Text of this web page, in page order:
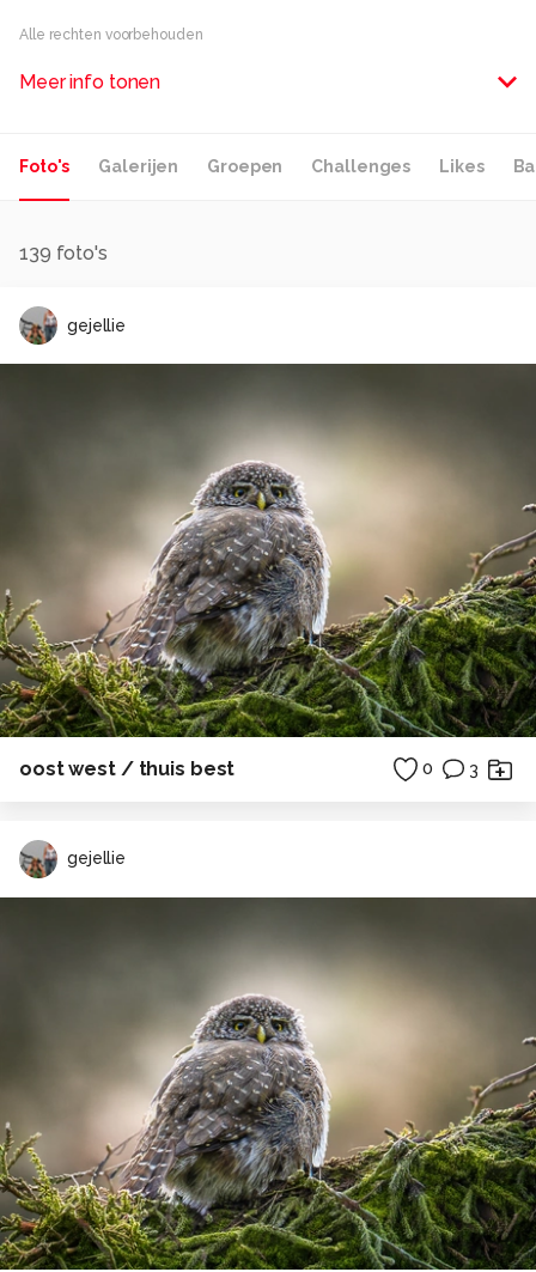
Alle rechten voorbehouden
Meer info tonen
Foto's Galerijen Groepen Challenges Likes
139 foto's
gejellie
oost west / thuis best 0 3
gejellie